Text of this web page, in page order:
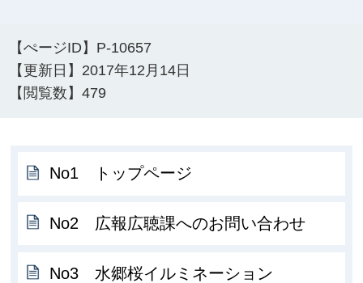
【ぺージID】 P-10657
【更新日】 2017年12月14日
【閲覧数】479
No1 トップページ
No2 広報広聴課へのお問い合わせ
No3 水郷桜イルミネーション